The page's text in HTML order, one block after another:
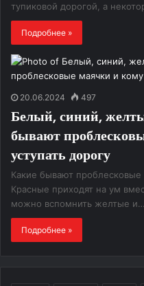
тупиковой дорогой, а
Подробнее »
20.06.2024 497
Белый, синий,
бывают
уступать дорогу
Какие бывают проблесковые
Красные приходят на ум
можно вспомнить желтые и…
Подробнее »